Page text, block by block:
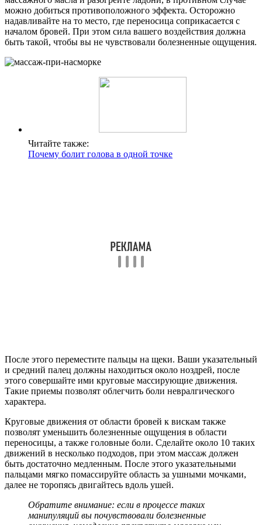
можно добиться противоположного эффекта. Осторожно
надавливайте на то место, где переносица соприкасается с
началом бровей. При этом сила вашего воздействия должна
быть такой, чтобы вы не чувствовали болезненные ощущения.
Читайте также:
Почему болит голова в одной точке
После этого переместите пальцы на щеки. Ваши указательный
и средний палец должны находиться около ноздрей, после
этого совершайте ими круговые массирующие движения.
Такие приемы позволят облегчить боли невралгического
характера.
Круговые движения от области бровей к вискам также
позволят уменьшить болезненные ощущения в области
переносицы, а также головные боли. Сделайте около 10 таких
движений в несколько подходов, при этом массаж должен
быть достаточно медленным. После этого указательными
пальцами мягко помассируйте область за ушными мочками,
далее не торопясь двигайтесь вдоль ушей.
Обратите внимание: если в процессе таких
манипуляций вы почувствовали болезненные